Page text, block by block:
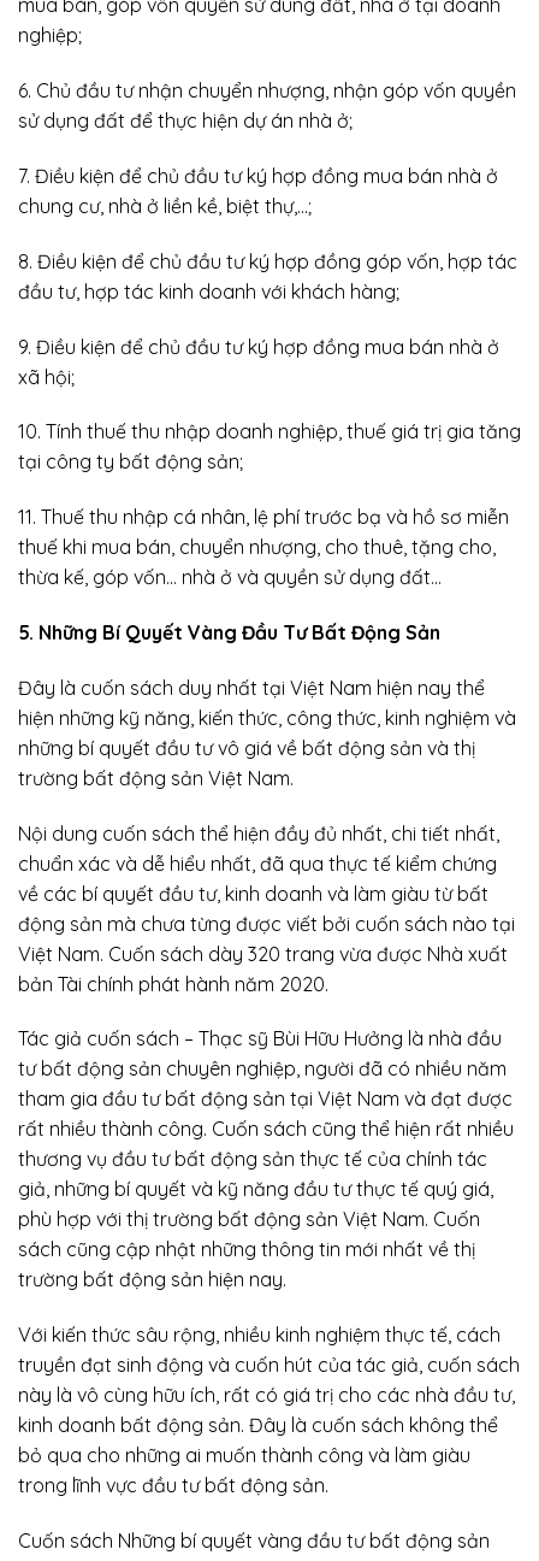
mua bán, góp vốn quyền sử dung đất, nhà ở tại doanh
nghiệp;
6. Chủ đầu tư nhận chuyển nhượng, nhận góp vốn quyền
sử dụng đất để thực hiện dự án nhà ở;
7. Điều kiện để chủ đầu tư ký hợp đồng mua bán nhà ở
chung cư, nhà ở liền kề, biệt thự,…;
8. Điều kiện để chủ đầu tư ký hợp đồng góp vốn, hợp tác
đầu tư, hợp tác kinh doanh với khách hàng;
9. Điều kiện để chủ đầu tư ký hợp đồng mua bán nhà ở
xã hội;
10. Tính thuế thu nhập doanh nghiệp, thuế giá trị gia tăng
tại công ty bất động sản;
11. Thuế thu nhập cá nhân, lệ phí trước bạ và hồ sơ miễn
thuế khi mua bán, chuyển nhượng, cho thuê, tặng cho,
thừa kế, góp vốn… nhà ở và quyền sử dụng đất…
5. Những Bí Quyết Vàng Đầu Tư Bất Động Sản
Đây là cuốn sách duy nhất tại Việt Nam hiện nay thể
hiện những kỹ năng, kiến thức, công thức, kinh nghiệm và
những bí quyết đầu tư vô giá về bất động sản và thị
trường bất động sản Việt Nam.
Nội dung cuốn sách thể hiện đầy đủ nhất, chi tiết nhất,
chuẩn xác và dễ hiểu nhất, đã qua thực tế kiểm chứng
về các bí quyết đầu tư, kinh doanh và làm giàu từ bất
động sản mà chưa từng được viết bởi cuốn sách nào tại
Việt Nam. Cuốn sách dày 320 trang vừa được Nhà xuất
bản Tài chính phát hành năm 2020.
Tác giả cuốn sách – Thạc sỹ Bùi Hữu Hưởng là nhà đầu
tư bất động sản chuyên nghiệp, người đã có nhiều năm
tham gia đầu tư bất động sản tại Việt Nam và đạt được
rất nhiều thành công. Cuốn sách cũng thể hiện rất nhiều
thương vụ đầu tư bất động sản thực tế của chính tác
giả, những bí quyết và kỹ năng đầu tư thực tế quý giá,
phù hợp với thị trường bất động sản Việt Nam. Cuốn
sách cũng cập nhật những thông tin mới nhất về thị
trường bất động sản hiện nay.
Với kiến thức sâu rộng, nhiều kinh nghiệm thực tế, cách
truyền đạt sinh động và cuốn hút của tác giả, cuốn sách
này là vô cùng hữu ích, rất có giá trị cho các nhà đầu tư,
kinh doanh bất động sản. Đây là cuốn sách không thể
bỏ qua cho những ai muốn thành công và làm giàu
trong lĩnh vực đầu tư bất động sản.
Cuốn sách Những bí quyết vàng đầu tư bất động sản